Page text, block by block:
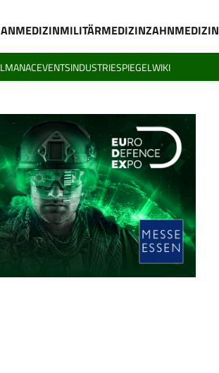
MILITÄRMEDIZINZAHNMEDIZIN
EVENTSINDUSTRIESPIEGELWIKI